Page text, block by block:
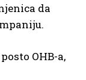
da
OHB-a,